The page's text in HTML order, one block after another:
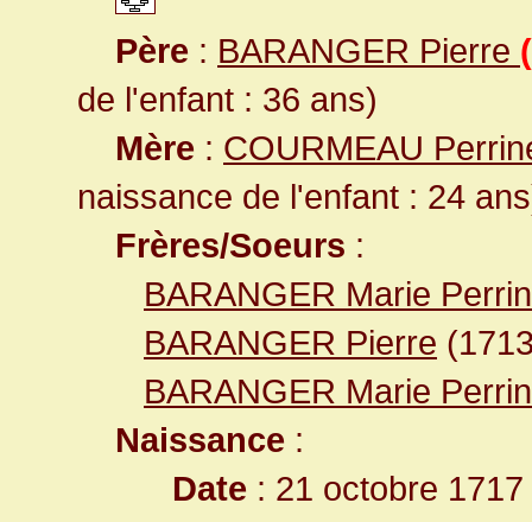
Père : BARANGER Pierre
de l'enfant : 36 ans)
Mère : COURMEAU
naissance de l'enfant : 24
Frères/Soeurs :
BARANGER Marie
BARANGER Pierre
BARANGER Marie
Naissance :
Date : 21 octobre 1717